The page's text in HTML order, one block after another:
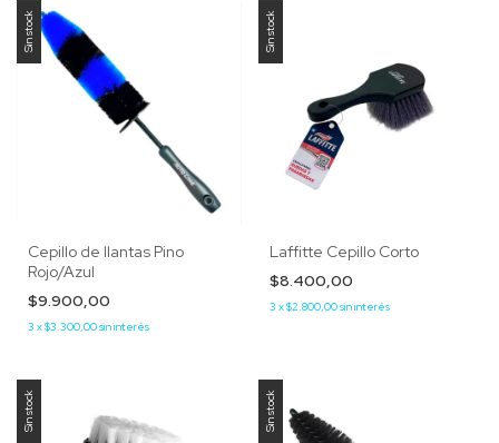
Sin stock
Cepillo de llantas Pino
Rojo/Azul
$9.900,00
3 x$3.300,00sin interés
Sin stock
Laffitte Cepillo Corto
$8.400,00
3 x$2.800,00sin interés
Sin stock Sin stock